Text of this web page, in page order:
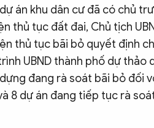
án khu dân cư đã có chủ
thủ tục đất đai, Chủ tịch
thủ tục bãi bỏ quyết định
UBND thành phố dự
đang rà soát bãi bỏ đối
8 dự án đang tiếp tục rà